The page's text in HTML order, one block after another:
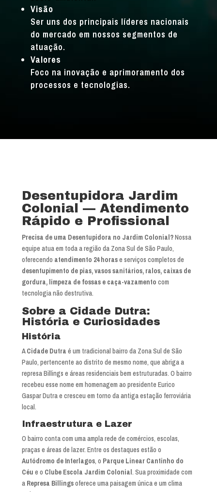
Visão
Ser uns dos principais líderes nacionais
do mercado em nossos segmentos de
atuação.
Valores
Foco na inovação e aprimoramento dos
processos e tecnologias.
Desentupidora Jardim
Colonial — Atendimento
Rápido e Profissional
Precisa de uma Desentupidora no Jardim Colonial?Nossa
equipe atua em toda a região da Zona Sul de São Paulo,
oferecendo atendimento 24 horase serviços completos de
desentupimento de pias, vasos sanitários, ralos, caixas de
gordura, limpeza de fossas e caça-vazamento com
tecnologia não destrutiva.
Sobre a Cidade Dutra:
História e Curiosidades
História
ACidade Dutra é um tradicional bairro da Zona Sul de São
Paulo, pertencente ao distrito de mesmo nome, que abriga a
represa Billings e áreas residenciais bem estruturadas. O bairro
recebeu esse nome em homenagem ao presidente Eurico
Gaspar Dutra e cresceu em torno da antiga estação ferroviária
local.
Infraestrutura e Lazer
O bairro conta com uma ampla rede de comércios, escolas,
praças e áreas de lazer. Entre os destaques estão o
Autódromo de Interlagos, o Parque Linear Cantinho do
Céu e o Clube Escola Jardim Colonial. Sua proximidade com
a Represa Billingsoferece uma paisagem única e um clima